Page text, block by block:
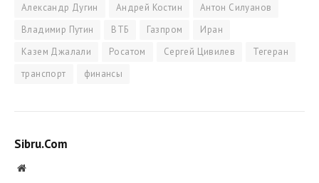
Александр Дугин Андрей Костин
Антон Силуанов
Владимир Путин
ВТБ Газпром
Иран
Казем Джалали
Росатом Сергей Цивилев
Тегеран
транспорт
финансы
Sibru.Com
Website